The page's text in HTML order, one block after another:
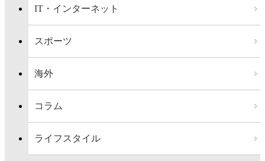
IT・インターネット
スポーツ
海外
コラム
ライフスタイル